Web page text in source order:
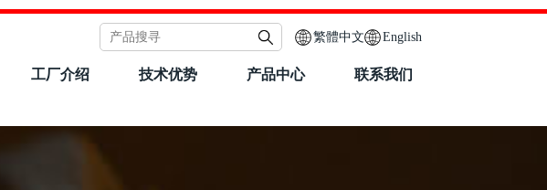
繁體中文 English
工厂介绍 技术优势 产品中心 联系我们